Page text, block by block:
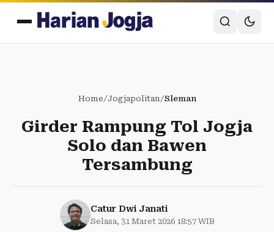
Home/Jogjapolitan/Sleman
Girder Rampung Tol Jogja
Solo dan Bawen
Tersambung
Catur Dwi Janati
Selasa, 31 Maret 2026 18:57 WIB